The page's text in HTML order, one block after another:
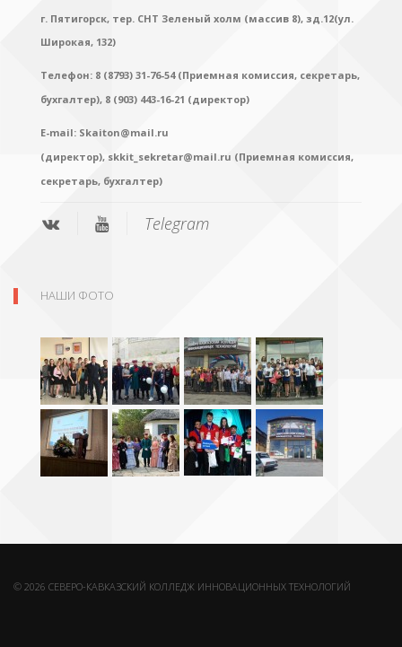
г. Пятигорск, тер. СНТ Зеленый холм (массив 8), зд.12(ул.
Широкая, 132)
Телефон: 8 (8793) 31-76-54 (Приемная комиссия, секретарь,
бухгалтер), 8 (903) 443-16-21 (директор)
E-mail: Skaiton@mail.ru
(директор), skkit_sekretar@mail.ru (Приемная комиссия,
секретарь, бухгалтер)
Telegram
НАШИ ФОТО
© 2026 СЕВЕРО-КАВКАЗСКИЙ КОЛЛЕДЖ ИННОВАЦИОННЫХ ТЕХНОЛОГИЙ